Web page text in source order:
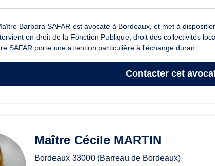
Barbara SAFAR est avocate à Bordeaux, et met à
en droit de la Fonction Publique, droit des collectivités
SAFAR porte une attention particulière à l'échange duran...
Contacter cet
Maître Cécile MARTIN
Bordeaux 33000 (Barreau de Bordeaux)